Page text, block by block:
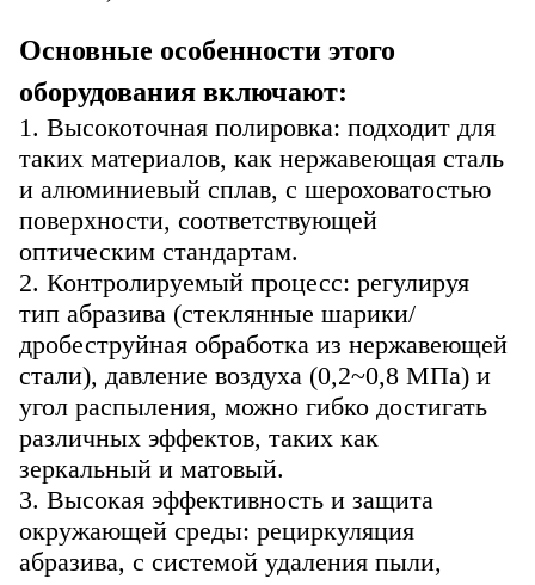
Основные особенности этого
оборудования включают:
1. Высокоточная полировка: подходит для
таких материалов, как нержавеющая сталь
и алюминиевый сплав, с шероховатостью
поверхности, соответствующей
оптическим стандартам.
2. Контролируемый процесс: регулируя
тип абразива (стеклянные шарики/
дробеструйная обработка из нержавеющей
стали), давление воздуха (0,2~0,8 МПа) и
угол распыления, можно гибко достигать
различных эффектов, таких как
зеркальный и матовый.
3. Высокая эффективность и защита
окружающей среды: рециркуляция
абразива, с системой удаления пыли,